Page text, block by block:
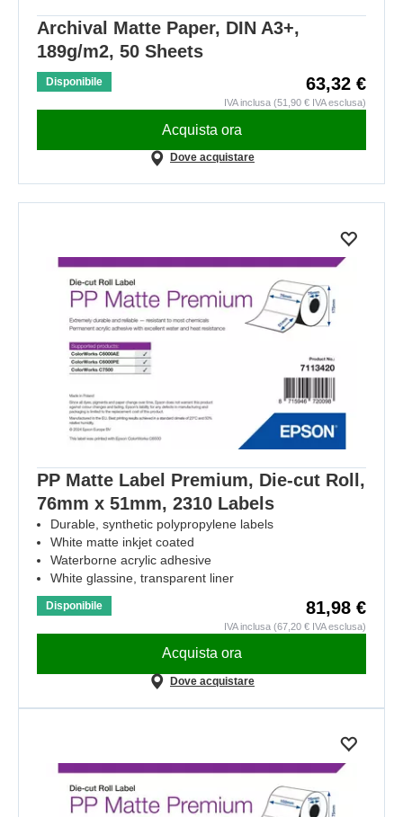
Archival Matte Paper, DIN A3+,
189g/m2, 50 Sheets
Disponibile 63,32 €
IVA inclusa (51,90 € IVA esclusa)
Acquista ora
Dove acquistare
PP Matte Label Premium, Die-cut Roll,
76mm x 51mm, 2310 Labels
Durable, synthetic polypropylene labels
White matte inkjet coated
Waterborne acrylic adhesive
White glassine, transparent liner
Disponibile 81,98 €
IVA inclusa (67,20 € IVA esclusa)
Acquista ora
Dove acquistare